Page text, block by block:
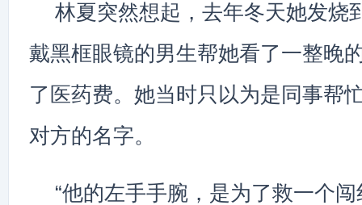
林夏突然想起，去年冬天她发烧
戴黑框眼镜的男生帮她看了一整晚
了医药费。她当时只以为是同事帮
对方的名字。
“他的左手手腕，是为了救一个